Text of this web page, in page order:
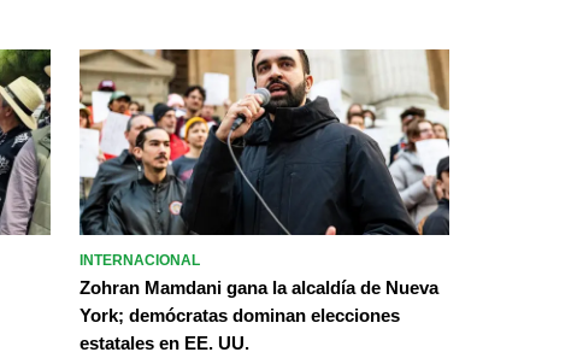
INTERNACIONAL
Zohran Mamdani gana la alcaldía de Nueva
York; demócratas dominan elecciones
estatales en EE. UU.